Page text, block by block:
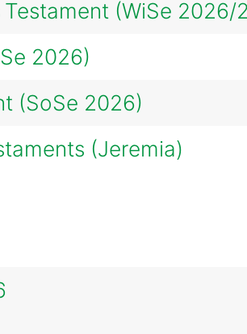
(WiSe 2026/
2026)
(SoSe 2026)
(Jeremia)